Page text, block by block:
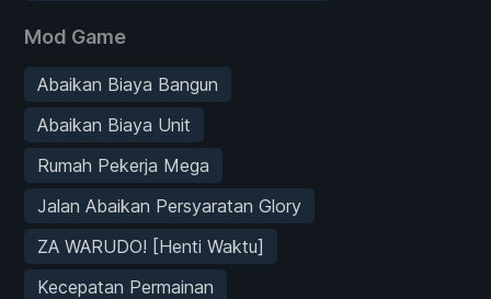
Mod Game
Abaikan Biaya Bangun
Abaikan Biaya Unit
Rumah Pekerja Mega
Jalan Abaikan Persyaratan Glory
ZA WARUDO! [Henti Waktu]
Kecepatan Permainan